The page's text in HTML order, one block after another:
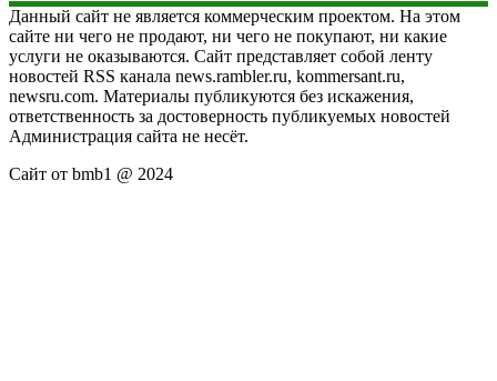
Данный сайт не является коммерческим проектом. На этом
сайте ни чего не продают, ни чего не покупают, ни какие
услуги не оказываются. Сайт представляет собой ленту
новостей RSS канала news.rambler.ru, kommersant.ru,
newsru.com. Материалы публикуются без искажения,
ответственность за достоверность публикуемых новостей
Администрация сайта не несёт.
Сайт от bmb1 @ 2024